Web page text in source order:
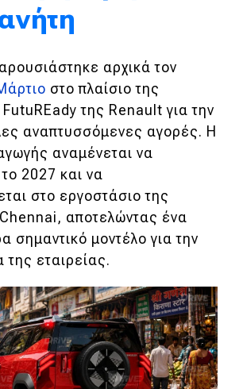
αρχικά τον
στο πλαίσιο της
FutuREady της Renault για την
αναπτυσσόμενες αγορές. Η
αναμένεται να
2027 και να
στο εργοστάσιο της
αποτελώντας ένα
σημαντικό μοντέλο για την
της εταιρείας.